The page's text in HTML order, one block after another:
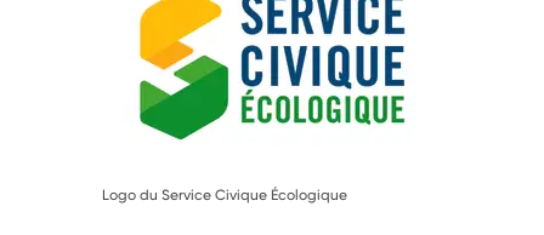
Logo du Service Civique Écologique